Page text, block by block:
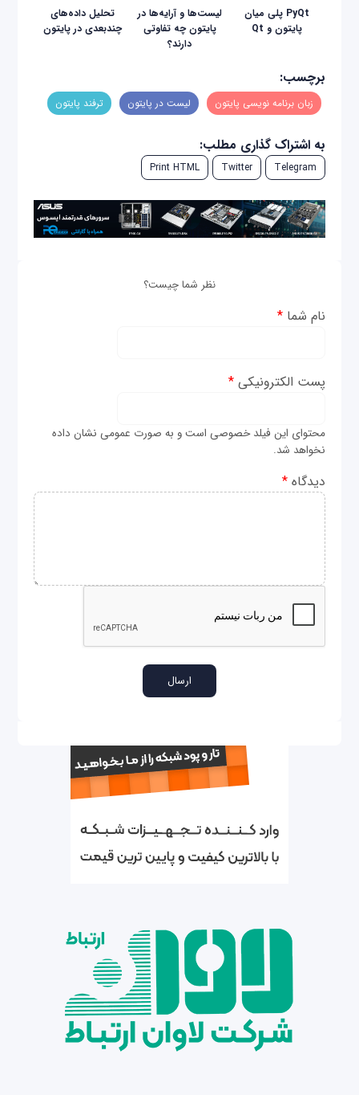
PyQt پلی میان
پایتون و Qt
لیست‌ها و آرایه‌ها در
پایتون چه تفاوتی
دارند؟
تحلیل داده‌های
چندبعدی در پایتون
برچسب:
زبان برنامه نویسی پایتون لیست در پایتون ترفند پایتون
به اشتراک گذاری مطلب:
Telegram
Twitter
Print HTML
نظر شما چیست؟
نام شما*
پست الکترونیکی*
محتوای این فیلد خصوصی است و به صورت عمومی نشان داده
نخواهد شد.
دیدگاه*